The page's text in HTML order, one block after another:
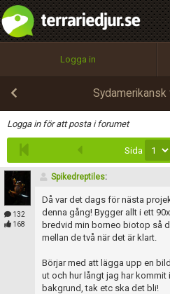
Logga in
Logga in för att posta i forumet
Sida
132
168
Spikedreptiles:
Då var det dags för nästa
denna gång! Bygger allt i ett
bredvid min borneo biotop så
mellan de två när det är klart.
Börjar med att lägga upp en
ut och hur långt jag har
bakgrund, tak etc ska det bli!
OK
integritetspolicy
Namn:
Epost:
Användarnamn:
Lösenord:
Terms of Service
Begär nytt lösenord